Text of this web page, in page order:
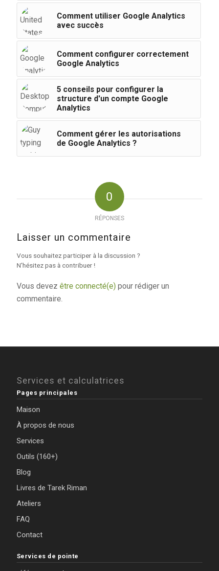
Comment utiliser Google Analytics
avec succès
Comment configurer correctement
Google Analytics
5 conseils pour configurer la
structure d'un compte Google
Analytics
Comment gérer les autorisations
de Google Analytics ?
0
RÉPONSES
Laisser un commentaire
Vous souhaitez participer à la discussion ?
N'hésitez pas à contribuer !
Vous devez être connecté(e)pour rédiger un
commentaire.
Services et calculatrices
Pages principales
Maison
À propos de nous
Services
Outils (160+)
Blog
Livres de Tarek Riman
Ateliers
FAQ
Contact
Services de pointe